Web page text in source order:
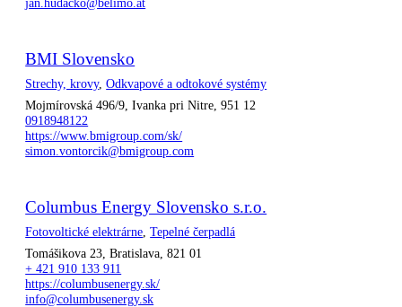
BMI Slovensko
Strechy, krovy,Odkvapové a odtokové systémy
Mojmírovská 496/9, Ivanka pri Nitre, 951 12
0918948122
https://www.bmigroup.com/sk/
simon.vontorcik@bmigroup.com
Columbus Energy Slovensko s.r.o.
Fotovoltické elektrárne ,Tepelné čerpadlá
Tomášikova 23, Bratislava, 821 01
+ 421 910 133 911
https://columbusenergy.sk/
info@columbusenergy.sk